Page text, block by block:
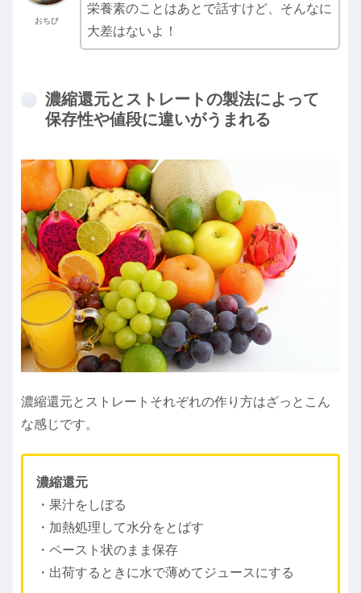
おちび
栄養素のことはあとで話すけど、そんなに
大差はないよ！
濃縮還元とストレートの製法によって
保存性や値段に違いがうまれる
濃縮還元とストレートそれぞれの作り方はざっとこん
な感じです。
濃縮還元
・果汁をしぼる
・加熱処理して水分をとばす
・ペースト状のまま保存
・出荷するときに水で薄めてジュースにする